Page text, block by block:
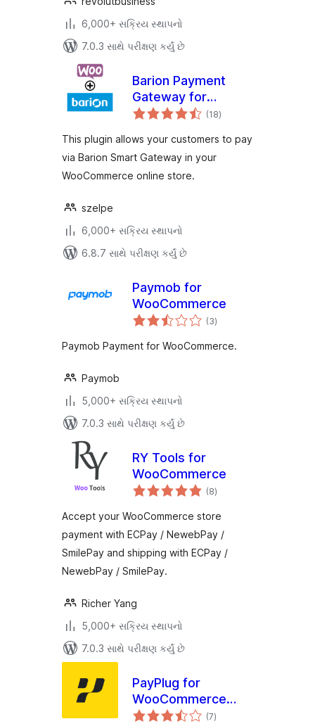
6,000+ સક્રિય સ્થાપનો
7.0.3 સાથે પરીક્ષણ કર્યું છે
Barion Payment
Gateway for
WooCommerce
(18કુલ
રેટિંગ્સ
)
This plugin allows your customers to pay
via Barion Smart Gateway in your
WooCommerce online store.
szelpe
6,000+ સક્રિય સ્થાપનો
6.8.7 સાથે પરીક્ષણ કર્યું છે
Paymob for
WooCommerce
(3કુલ
રેટિંગ્સ
)
Paymob Payment for WooCommerce.
Paymob
5,000+ સક્રિય સ્થાપનો
7.0.3 સાથે પરીક્ષણ કર્યું છે
RY Tools for
WooCommerce
(8કુલ
રેટિંગ્સ
)
Accept your WooCommerce store
payment with ECPay / NewebPay /
SmilePay and shipping with ECPay /
NewebPay / SmilePay.
Richer Yang
5,000+ સક્રિય સ્થાપનો
7.0.3 સાથે પરીક્ષણ કર્યું છે
PayPlug for
WooCommerce
(Official)
(7કુલ
રેટિંગ્સ
)